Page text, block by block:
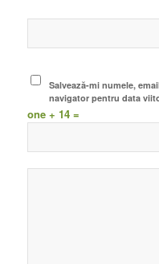
Salvează-mi numele,
navigator pentru data
one + 14 =